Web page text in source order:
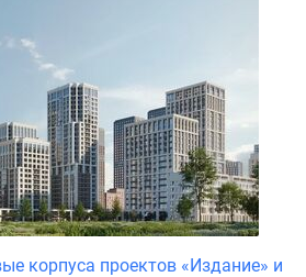
корпуса проектов «Издание» и